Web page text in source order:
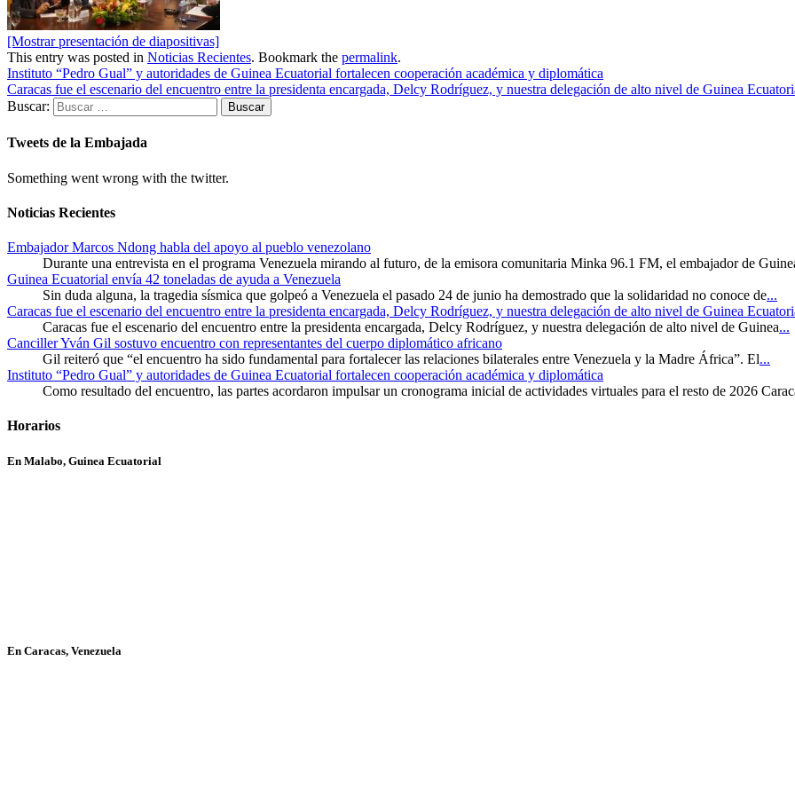
[Mostrar presentación de diapositivas]
This entry was posted in Noticias Recientes. Bookmark the permalink.
Instituto “Pedro Gual” y autoridades de Guinea Ecuatorial fortalecen cooperación académica y diplomática
Caracas fue el escenario del encuentro entre la presidenta encargada, Delcy Rodríguez, y nuestra delegación de alto nivel de Guinea
Buscar:
Tweets de la Embajada
Something went wrong with the twitter.
Noticias Recientes
Embajador Marcos Ndong habla del apoyo al pueblo venezolano
Durante una entrevista en el programa Venezuela mirando al futuro, de la emisora comunitaria Minka 96.1 FM, el embajador de
Guinea Ecuatorial envía 42 toneladas de ayuda a Venezuela
Sin duda alguna, la tragedia sísmica que golpeó a Venezuela el pasado 24 de junio ha demostrado que la solidaridad no conoce de...
Caracas fue el escenario del encuentro entre la presidenta encargada, Delcy Rodríguez, y nuestra delegación de alto nivel de Guinea
Caracas fue el escenario del encuentro entre la presidenta encargada, Delcy Rodríguez, y nuestra delegación de alto nivel de Guinea...
Canciller Yván Gil sostuvo encuentro con representantes del cuerpo diplomático africano
Gil reiteró que “el encuentro ha sido fundamental para fortalecer las relaciones bilaterales entre Venezuela y la Madre África”. El...
Instituto “Pedro Gual” y autoridades de Guinea Ecuatorial fortalecen cooperación académica y diplomática
Como resultado del encuentro, las partes acordaron impulsar un cronograma inicial de actividades virtuales para el resto de 2026
Horarios
En Malabo, Guinea Ecuatorial
En Caracas, Venezuela